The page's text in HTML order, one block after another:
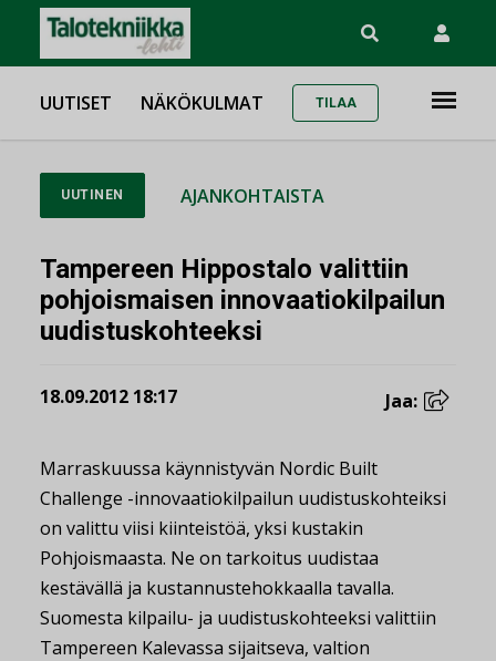
UUTISET NÄKÖKULMAT TILAA
UUTINEN AJANKOHTAISTA
Tampereen Hippostalo valittiin
pohjoismaisen innovaatiokilpailun
uudistuskohteeksi
18.09.2012 18:17 Jaa:
Marraskuussa käynnistyvän Nordic Built
Challenge -innovaatiokilpailun uudistuskohteiksi
on valittu viisi kiinteistöä, yksi kustakin
Pohjoismaasta. Ne on tarkoitus uudistaa
kestävällä ja kustannustehokkaalla tavalla.
Suomesta kilpailu- ja uudistuskohteeksi valittiin
Tampereen Kalevassa sijaitseva, valtion